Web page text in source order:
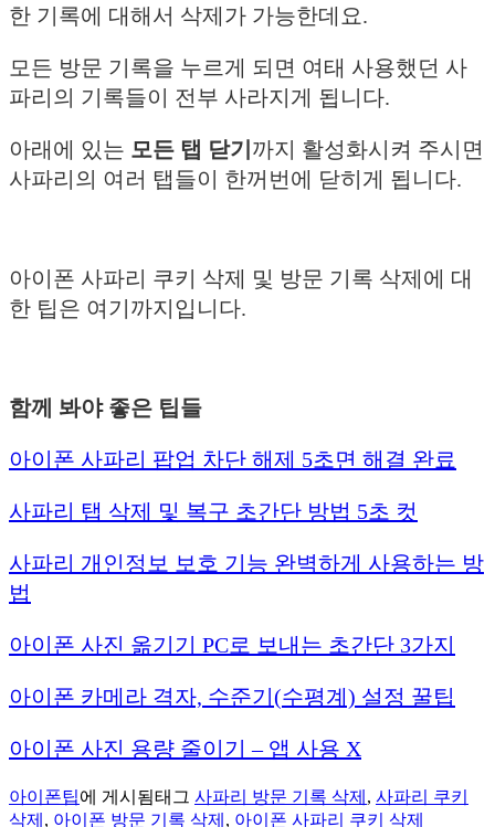
한 기록에 대해서 삭제가 가능한데요.
모든 방문 기록을 누르게 되면 여태 사용했던 사
파리의 기록들이 전부 사라지게 됩니다.
아래에 있는 모든 탭 닫기 까지 활성화시켜 주시면
사파리의 여러 탭들이 한꺼번에 닫히게 됩니다.
아이폰 사파리 쿠키 삭제 및 방문 기록 삭제에 대
한 팁은 여기까지입니다.
함께 봐야 좋은 팁들
아이폰 사파리 팝업 차단 해제 5초면 해결 완료
사파리 탭 삭제 및 복구 초간단 방법 5초 컷
사파리 개인정보 보호 기능 완벽하게 사용하는 방
법
아이폰 사진 옮기기 PC로 보내는 초간단 3가지
아이폰 카메라 격자, 수준기(수평계) 설정 꿀팁
아이폰 사진 용량 줄이기 – 앱 사용 X
아이폰팁에 게시됨태그 사파리 방문 기록 삭제 , 사파리 쿠키
삭제 , 아이폰 방문 기록 삭제 , 아이폰 사파리 쿠키 삭제